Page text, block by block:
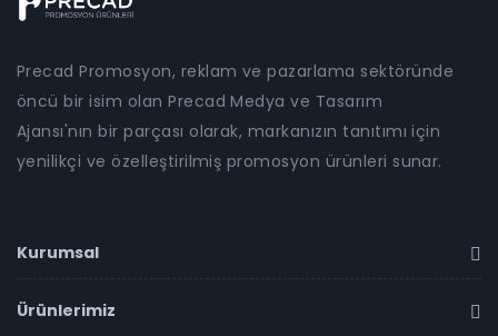
Precad Promosyon, reklam ve pazarlama sektöründe
öncü bir isim olan Precad Medya ve Tasarım
Ajansı'nın bir parçası olarak, markanızın tanıtımı için
yenilikçi ve özelleştirilmiş promosyon ürünleri sunar.
Kurumsal
Ürünlerimiz